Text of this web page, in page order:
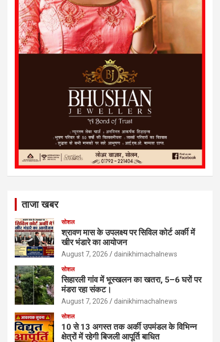
ताजा खबर
सोशल
श्रावण मास के उपलक्ष्य पर सिविल कोर्ट अर्की में
खीर भंडारे का आयोजन
August 7, 2026 dainikhimachalnews
सोशल
सिहारली गांव में भूस्खलन का खतरा, 5–6 घरों पर
मंडरा रहा संकट।
August 7, 2026 dainikhimachalnews
सोशल
10 से 13 अगस्त तक अर्की उपमंडल के विभिन्न
क्षेत्रों में रहेगी बिजली आपूर्ति बाधित